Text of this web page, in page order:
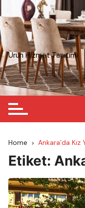
to
content
Ürün Hizmet Tanıtımı
Home Ankara’da Kız
Etiket: